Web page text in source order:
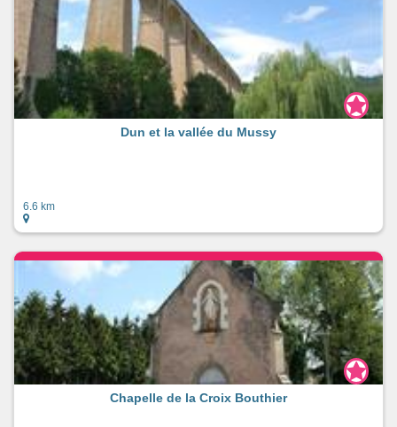
Dun et la vallée du Mussy
6.6 km
Chapelle de la Croix Bouthier